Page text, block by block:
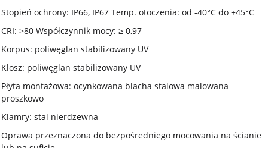
Stopień ochrony: IP66, IP67 Temp. otoczenia: od -40°C do +45°C
CRI: >80 Współczynnik mocy: ≥ 0,97
Korpus: poliwęglan stabilizowany UV
Klosz: poliwęglan stabilizowany UV
Płyta montażowa: ocynkowana blacha stalowa malowana
proszkowo
Klamry: stal nierdzewna
Oprawa przeznaczona do bezpośredniego mocowania na ścianie